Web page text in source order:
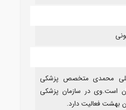
محمدی متخصص پزشکی
است.وی در سازمان پزشکی
بهشت فعالیت دارد.